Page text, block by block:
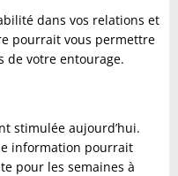
dans vos relations et
pourrait vous permettre
de votre entourage.
stimulée aujourd’hui.
information pourrait
pour les semaines à